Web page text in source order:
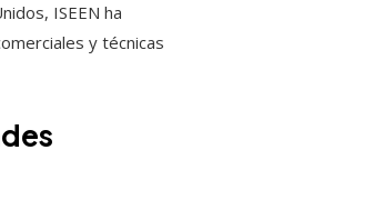
ISEEN ha
y técnicas